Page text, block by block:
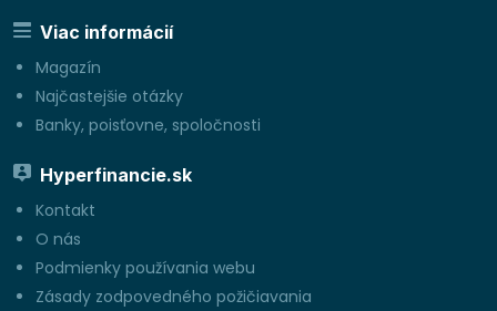
Viac informácií
Magazín
Najčastejšie otázky
Banky, poisťovne, spoločnosti
Hyperfinancie.sk
Kontakt
O nás
Podmienky používania webu
Zásady zodpovedného požičiavania